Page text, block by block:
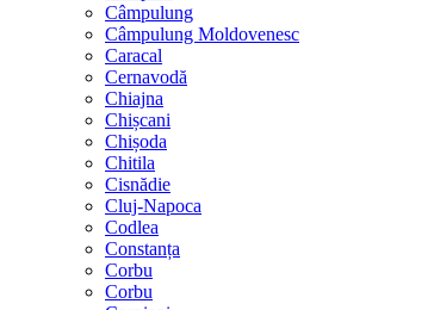
Câmpulung
Câmpulung Moldovenesc
Caracal
Cernavodă
Chiajna
Chișcani
Chișoda
Chitila
Cisnădie
Cluj-Napoca
Codlea
Constanța
Corbu
Corbu